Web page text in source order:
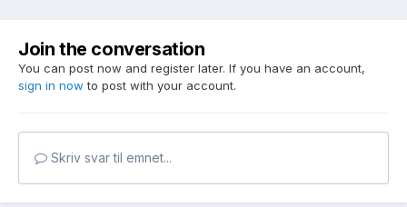
Join the conversation
You can post now and register later. If you have an account,
sign in now to post with your account.
Skriv svar til emnet...